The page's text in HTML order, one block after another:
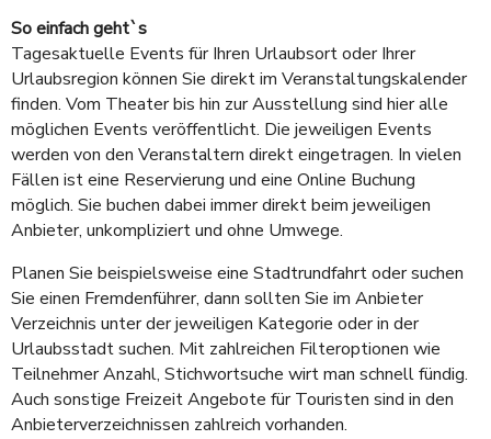
So einfach geht`s
Tagesaktuelle Events für Ihren Urlaubsort oder Ihrer
Urlaubsregion können Sie direkt im Veranstaltungskalender
finden. Vom Theater bis hin zur Ausstellung sind hier alle
möglichen Events veröffentlicht. Die jeweiligen Events
werden von den Veranstaltern direkt eingetragen. In vielen
Fällen ist eine Reservierung und eine Online Buchung
möglich. Sie buchen dabei immer direkt beim jeweiligen
Anbieter, unkompliziert und ohne Umwege.
Planen Sie beispielsweise eine Stadtrundfahrt oder suchen
Sie einen Fremdenführer, dann sollten Sie im Anbieter
Verzeichnis unter der jeweiligen Kategorie oder in der
Urlaubsstadt suchen. Mit zahlreichen Filteroptionen wie
Teilnehmer Anzahl, Stichwortsuche wirt man schnell fündig.
Auch sonstige Freizeit Angebote für Touristen sind in den
Anbieterverzeichnissen zahlreich vorhanden.